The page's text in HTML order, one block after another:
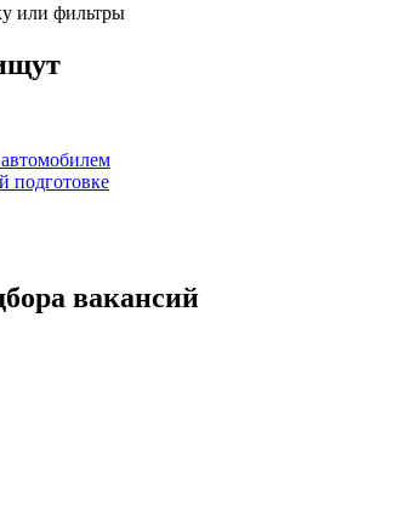
или фильтры
подготовке
вакансий